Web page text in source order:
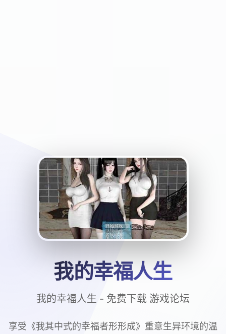
我的幸福人生
我的幸福人生 - 免费下载 游戏论坛
享受《我其中式的幸福者形形成》重意生异环境的温